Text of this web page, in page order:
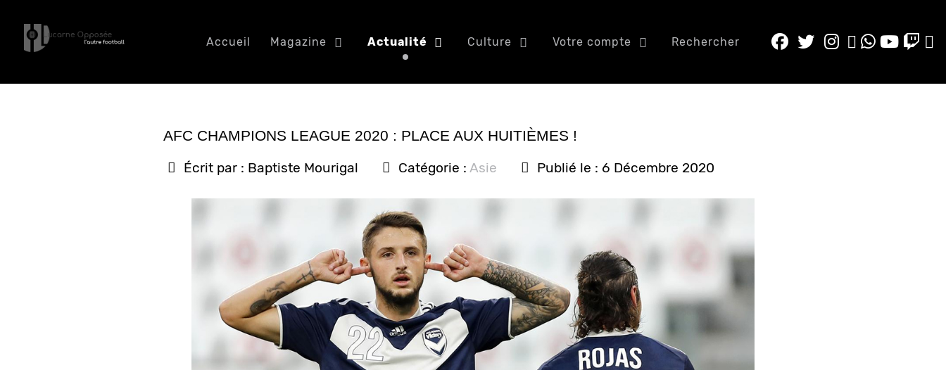
Accueil Magazine Actualité Culture Votre compte Rechercher
AFC CHAMPIONS LEAGUE 2020 : PLACE AUX HUITIÈMES !
Écrit par : Baptiste Mourigal Catégorie : Asie Publié le : 6 Décembre 2020